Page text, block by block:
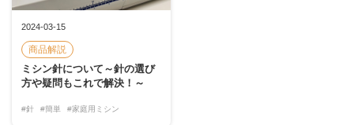
2024-03-15
商品解説
ミシン針について～針の選び
方や疑問もこれで解決！～
#針 #簡単 #家庭用ミシン